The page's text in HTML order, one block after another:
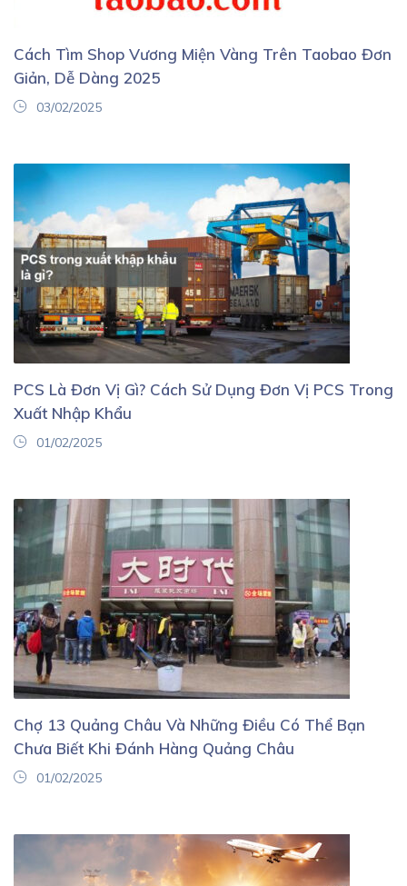
Cách Tìm Shop Vương Miện Vàng Trên Taobao Đơn
Giản, Dễ Dàng 2025
03/02/2025
PCS Là Đơn Vị Gì? Cách Sử Dụng Đơn Vị PCS Trong
Xuất Nhập Khẩu
01/02/2025
Chợ 13 Quảng Châu Và Những Điều Có Thể Bạn
Chưa Biết Khi Đánh Hàng Quảng Châu
01/02/2025